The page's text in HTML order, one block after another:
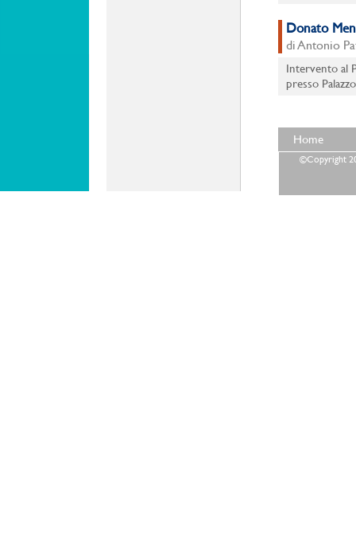
Donato
di Antonio
Intervento al
presso
Home
©Copyright